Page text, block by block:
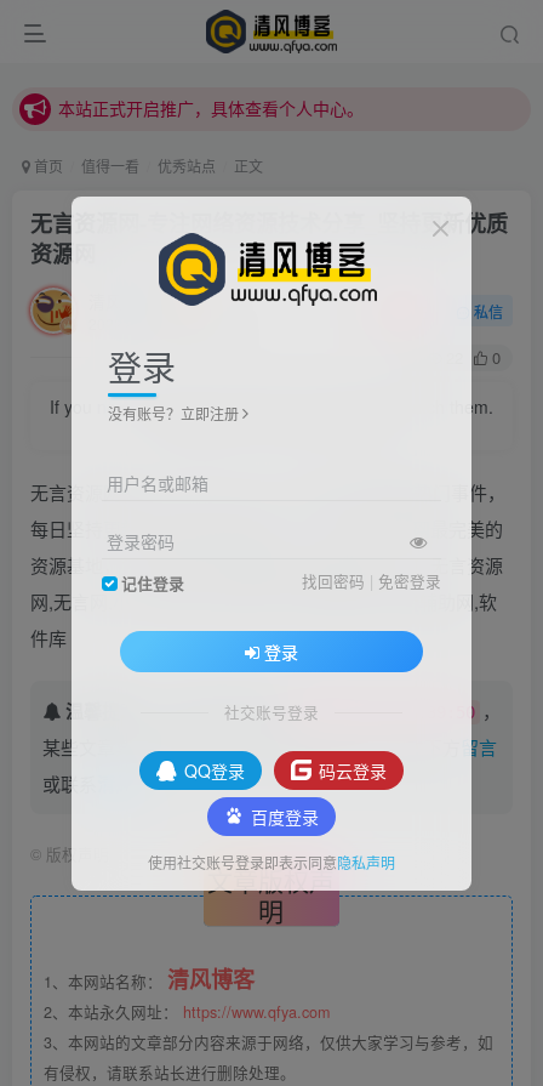
本站正式开启推广，具体查看个人中心。
本站正式开启推广，具体查看个人中心。
首页 值得一看 优秀站点 正文
无言资源网-专注网络资源技术分享_坚持更新优质
资源网
私信
0
If you never chase your dream, you will never catch them.
无言资源网(www.wuyanzy.com)一直专注着网络热门事件，
每日坚持更新大量优质免费资源，给大家打造全网最完美的
资源基地，为各位网友呈现最好的优质资源平台！无言资源
网,无言网,小刀娱乐网,qq娱乐网,优质辅助网,免费辅助网,软
件库
温馨提示： 本文最后更新于 2022-02-23 21:39:50 ，
某些文章具有时效性，若有错误或已失效，请在下方
留言
或联系
清风#。
© 版权声明
文章版权声
明
1、本网站名称： 清风博客
2、本站永久网址： https://www.qfya.com
3、本网站的文章部分内容来源于网络，仅供大家学习与参考，如
有侵权，请联系站长进行删除处理。
登录
没有账号？立即注册
用户名或邮箱
登录密码
记住登录 找回密码 | 免密登录
登录
社交账号登录
QQ登录
码云登录
百度登录
使用社交账号登录即表示同意隐私声明